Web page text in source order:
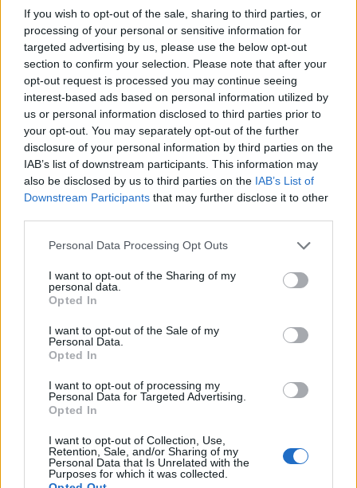
If you wish to opt-out of the sale, sharing to third parties, or
processing of your personal or sensitive information for
targeted advertising by us, please use the below opt-out
section to confirm your selection. Please note that after your
opt-out request is processed you may continue seeing
interest-based ads based on personal information utilized by
us or personal information disclosed to third parties prior to
your opt-out. You may separately opt-out of the further
disclosure of your personal information by third parties on the
IAB’s list of downstream participants. This information may
also be disclosed by us to third parties on the IAB’s List of
Downstream Participants that may further disclose it to other
Personal Data Processing Opt Outs
I want to opt-out of the Sharing of my
personal data.
Opted In
I want to opt-out of the Sale of my
Personal Data.
Opted In
I want to opt-out of processing my
Personal Data for Targeted Advertising.
Opted In
I want to opt-out of Collection, Use,
Retention, Sale, and/or Sharing of my
Personal Data that Is Unrelated with the
Purposes for which it was collected.
propuesto por el Consejo Social de la ULPGC,
principal impulsor de esta iniciativa: “¿Debe España
mantener como forma de gobierno la monarquía
parlamentaria?”. Todos los miembros de este equipo
ganador han coincidido en los distintos talleres de
oratoria organizados desde la Sociedad de Debate de
la ULPGC.
Por otro lado, el estudiante Bruno Ramírez, capitán
del equipo finalista Ramírez & Asociados, fue elegido
como ‘Mejor Orador’ de esta edición, que contó con
la presencia del Presidente del Consejo Social de la
ULPGC, Ángel Tristán; y de la Vicerrectora de
Comunicación y Proyección Social de la ULPGC, María
Debate diez equipos de estudiantes de la ULPGC que
se han enfrentado en un torneo dialéctico donde el
arte de la oratoria, la argumentación y el trabajo en
equipo han sido los principales protagonistas.
A lo largo de una semana se desarrolló esta
estudiantes de la ULPGC que se conformaron en diez
equipos, y cuyo principal objetivo era fomentar entre
ideas en público a partir de un trabajo en equipo de
búsqueda de información y análisis sobre la temática
a debatir.